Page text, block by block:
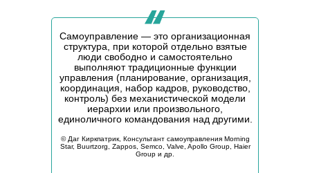
Самоуправление — это организационная
структура, при которой отдельно взятые
люди свободно и самостоятельно
выполняют традиционные функции
управления (планирование, организация,
координация, набор кадров, руководство,
контроль) без механистической модели
иерархии или произвольного,
единоличного командования над другими.
©️ Даг Киркпатрик, Консультант самоуправления Morning
Star, Buurtzorg, Zappos, Semco, Valve, Apollo Group, Haier
Group и др.